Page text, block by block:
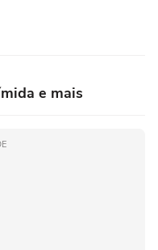
e mais